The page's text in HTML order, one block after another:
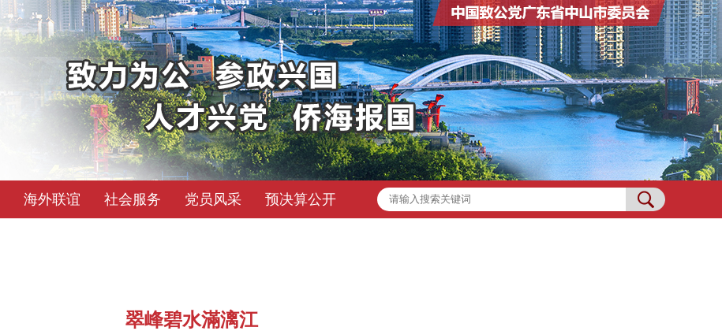
海外联谊 社会服务 党员风采 预决算公开
翠峰碧水滿漓江